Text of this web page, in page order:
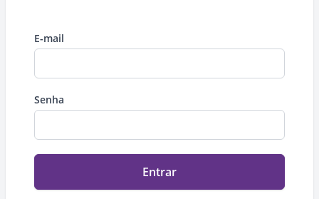
E-mail
Senha
Entrar